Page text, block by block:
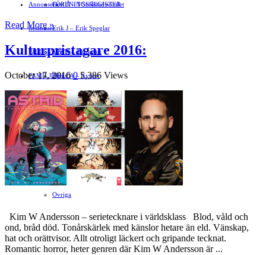
FÖRENINGSREGISTER
Gert Å – I Småstadsvimlet
Erik J – Erik Speglar
Stig N – Tänkvärt
Jenny A – Kvitter
Yrsa – Hand med Hund
Hvilan – Trädgårdstips
MALIN B – TRENDSPANING
Kåserier
Ovriga
Annonsera
Insändare
BILDSVEPET
FAMILJEBILD
LÄMNA EN GRATTISHÄLSNING
Spegeln Info
Read More »
Kulturpristagare 2016:
October 17, 2016 0 5,386 Views
Kim W Andersson – serietecknare i världsklass Blod, våld och
ond, bråd död. Tonårskärlek med känslor hetare än eld. Vänskap,
hat och orättvisor. Allt otroligt läckert och gripande tecknat.
Romantic horror, heter genren där Kim W Andersson är ...